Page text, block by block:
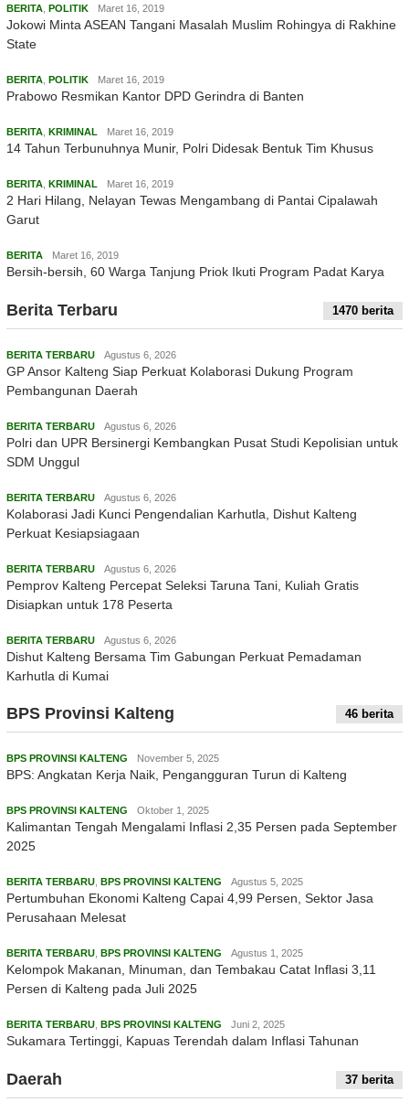
BERITA POLITIK Maret 16, 2019
Jokowi Minta ASEAN Tangani Masalah Muslim Rohingya di Rakhine
State
BERITA POLITIK Maret 16, 2019
Prabowo Resmikan Kantor DPD Gerindra di Banten
BERITA KRIMINAL Maret 16, 2019
14 Tahun Terbunuhnya Munir, Polri Didesak Bentuk Tim Khusus
BERITA KRIMINAL Maret 16, 2019
2 Hari Hilang, Nelayan Tewas Mengambang di Pantai Cipalawah
Garut
BERITA Maret 16, 2019
Bersih-bersih, 60 Warga Tanjung Priok Ikuti Program Padat Karya
Berita Terbaru 1470 berita
BERITA TERBARU Agustus 6, 2026
GP Ansor Kalteng Siap Perkuat Kolaborasi Dukung Program
Pembangunan Daerah
BERITA TERBARU Agustus 6, 2026
Polri dan UPR Bersinergi Kembangkan Pusat Studi Kepolisian untuk
SDM Unggul
BERITA TERBARU Agustus 6, 2026
Kolaborasi Jadi Kunci Pengendalian Karhutla, Dishut Kalteng
Perkuat Kesiapsiagaan
BERITA TERBARU Agustus 6, 2026
Pemprov Kalteng Percepat Seleksi Taruna Tani, Kuliah Gratis
Disiapkan untuk 178 Peserta
BERITA TERBARU Agustus 6, 2026
Dishut Kalteng Bersama Tim Gabungan Perkuat Pemadaman
Karhutla di Kumai
BPS Provinsi Kalteng 46 berita
BPS PROVINSI KALTENG November 5, 2025
BPS: Angkatan Kerja Naik, Pengangguran Turun di Kalteng
BPS PROVINSI KALTENG Oktober 1, 2025
Kalimantan Tengah Mengalami Inflasi 2,35 Persen pada September
2025
BERITA TERBARU BPS PROVINSI KALTENG Agustus 5, 2025
Pertumbuhan Ekonomi Kalteng Capai 4,99 Persen, Sektor Jasa
Perusahaan Melesat
BERITA TERBARU BPS PROVINSI KALTENG Agustus 1, 2025
Kelompok Makanan, Minuman, dan Tembakau Catat Inflasi 3,11
Persen di Kalteng pada Juli 2025
BERITA TERBARU BPS PROVINSI KALTENG Juni 2, 2025
Sukamara Tertinggi, Kapuas Terendah dalam Inflasi Tahunan
Daerah 37 berita